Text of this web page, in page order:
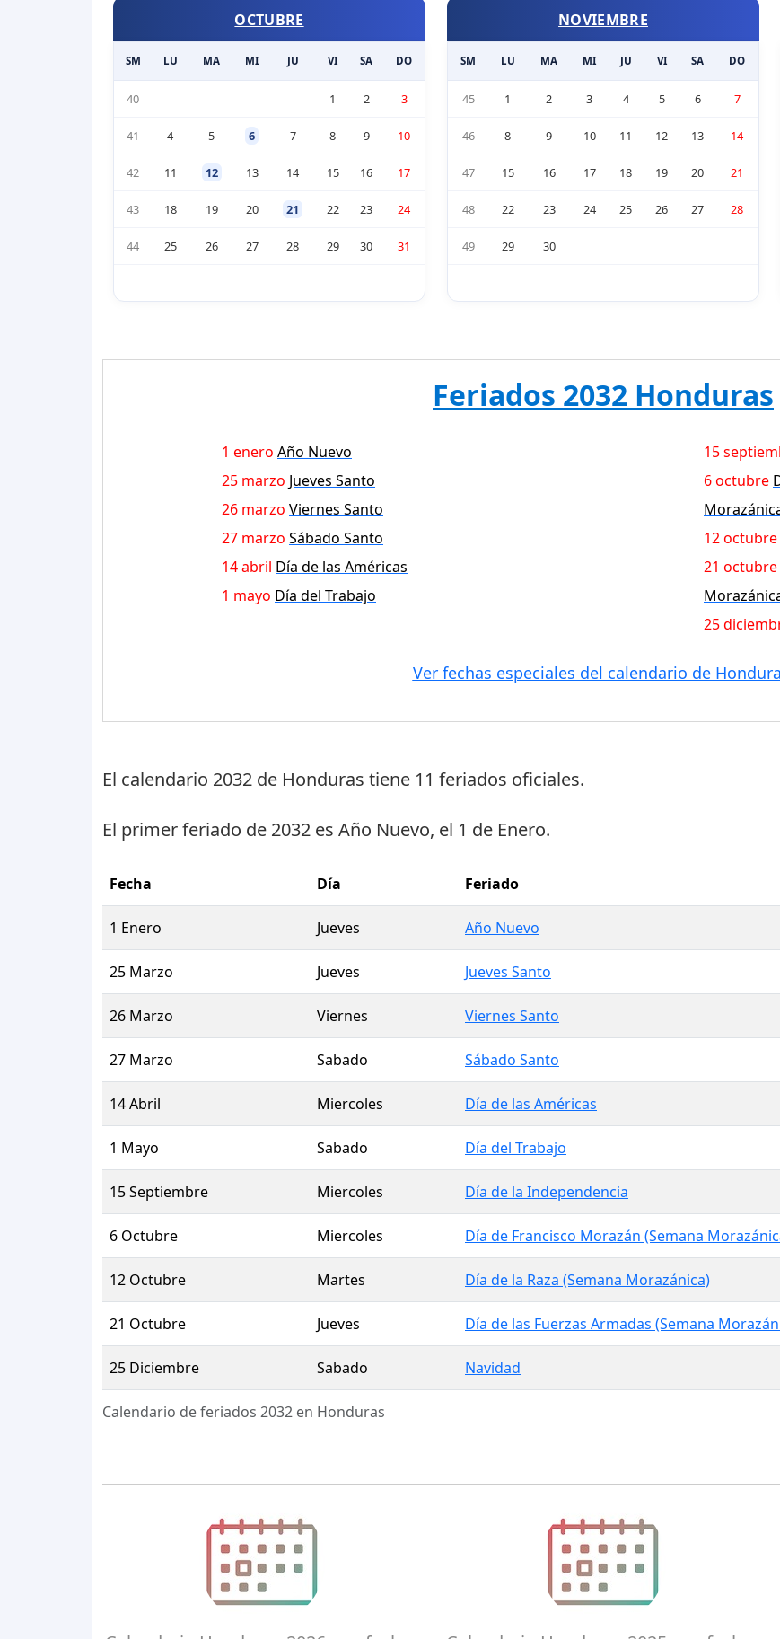
OCTUBRE
SM LU MA MI JU VI SA DO
40 1 2 3
41 4 5 6 7 8 9 10
42 11 12 13 14 15 16 17
43 18 19 20 21 22 23 24
44 25 26 27 28 29 30 31
NOVIEMBRE
SM LU MA MI JU VI SA DO
45 1 2 3 4 5 6 7
46 8 9 10 11 12 13 14
47 15 16 17 18 19 20 21
48 22 23 24 25 26 27 28
49 29 30
Feriados 2032 Honduras
1 enero Año Nuevo
25 marzo Jueves Santo
26 marzo Viernes Santo
27 marzo Sábado Santo
14 abril Día de las Américas
1 mayo Día del Trabajo
15
6 octubre
12 octubre
21 octubre
25
Ver fechas especiales del calendario de
El calendario 2032 de Honduras tiene 11 feriados oficiales.
El primer feriado de 2032 es Año Nuevo, el 1 de Enero.
Calendario de feriados 2032 en Honduras
Fecha Día Feriado
1 Enero Jueves Año Nuevo
25 Marzo Jueves Jueves Santo
26 Marzo Viernes Viernes Santo
27 Marzo Sabado Sábado Santo
14 Abril Miercoles Día de las Américas
1 Mayo Sabado Día del Trabajo
15 Septiembre Miercoles Día de la Independencia
6 Octubre Miercoles Día de Francisco Morazán (Semana
12 Octubre Martes Día de la Raza (Semana Morazánica)
21 Octubre Jueves Día de las Fuerzas Armadas (Semana
25 Diciembre Sabado Navidad